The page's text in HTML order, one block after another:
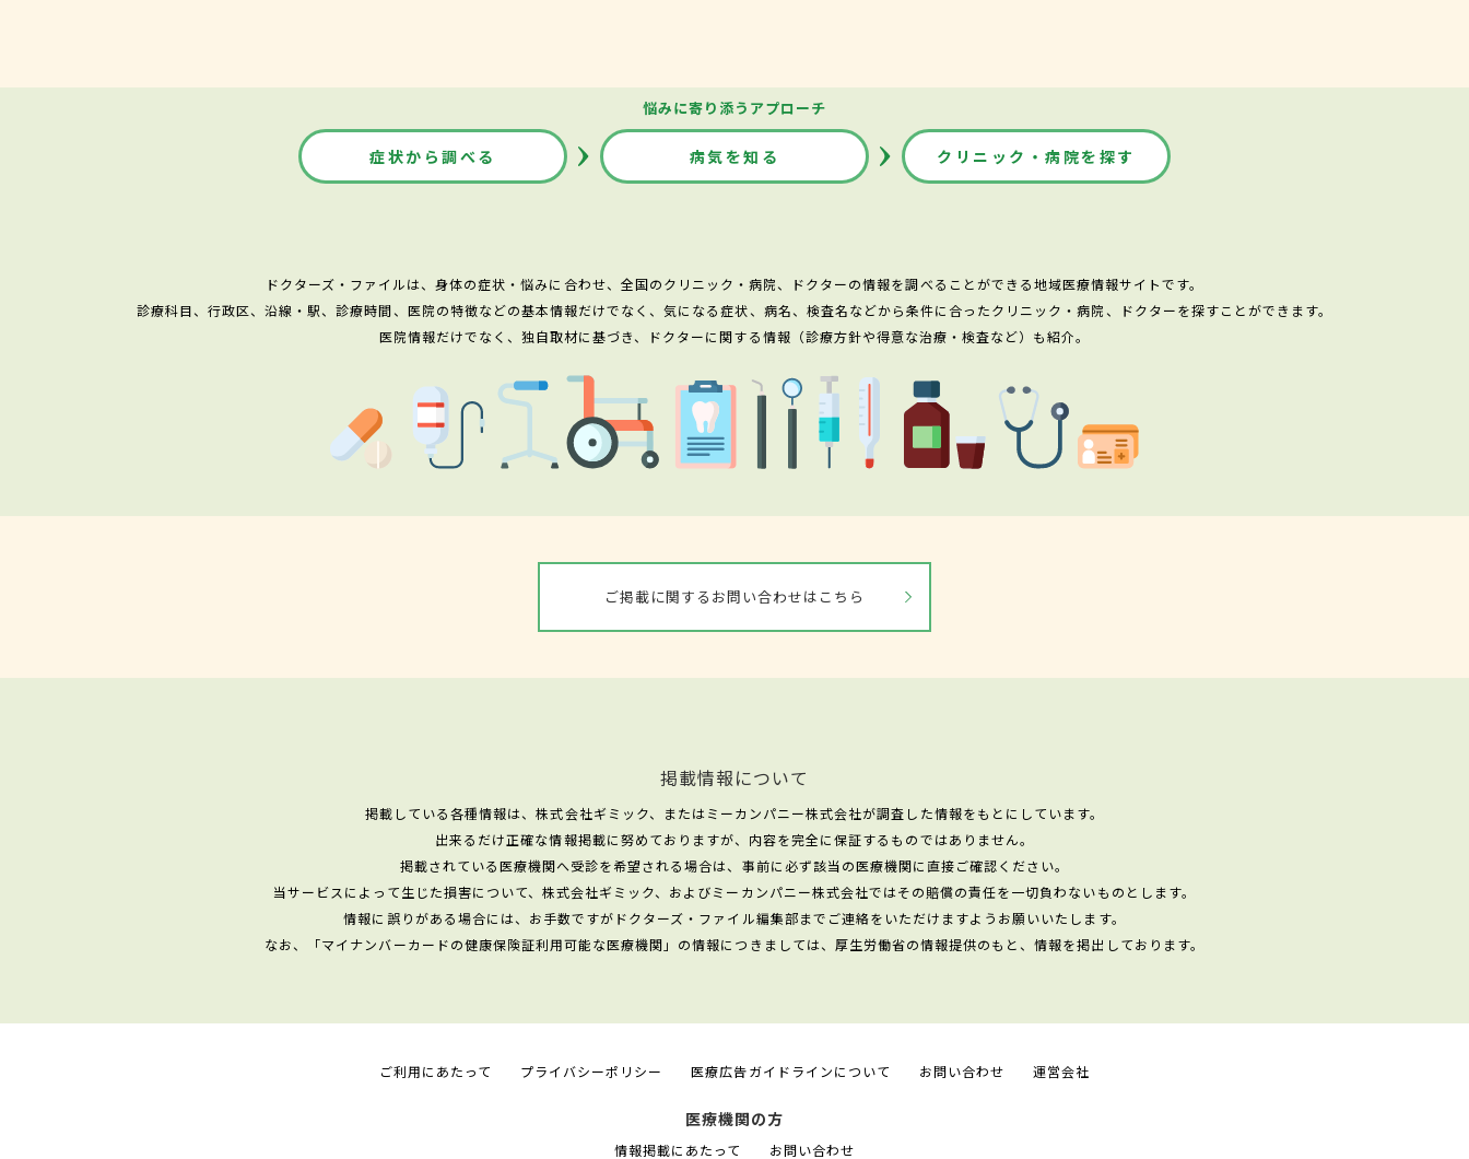
悩みに寄り添うアプローチ
症状から調べる 病気を知る クリニック・病院を探す
ドクターズ・ファイルは、身体の症状・悩みに合わせ、全国のクリニック・病院、ドクターの情報を調べることができる地域医療情報サイトです。
診療科目、行政区、沿線・駅、診療時間、医院の特徴などの基本情報だけでなく、気になる症状、病名、検査名などから条件に合ったクリニック・病院、ドクターを探すことができます。
医院情報だけでなく、独自取材に基づき、ドクターに関する情報（診療方針や得意な治療・検査など）も紹介。
ご掲載に関するお問い合わせはこちら
掲載情報について
掲載している各種情報は、株式会社ギミック、またはミーカンパニー株式会社が調査した情報をもとにしています。
出来るだけ正確な情報掲載に努めておりますが、内容を完全に保証するものではありません。
掲載されている医療機関へ受診を希望される場合は、事前に必ず該当の医療機関に直接ご確認ください。
当サービスによって生じた損害について、株式会社ギミック、およびミーカンパニー株式会社ではその賠償の責任を一切負わないものとします。
情報に誤りがある場合には、お手数ですがドクターズ・ファイル編集部までご連絡をいただけますようお願いいたします。
なお、「マイナンバーカードの健康保険証利用可能な医療機関」の情報につきましては、厚生労働省の情報提供のもと、情報を掲出しております。
ご利用にあたって プライバシーポリシー 医療広告ガイドラインについて お問い合わせ 運営会社
医療機関の方
情報掲載にあたって お問い合わせ